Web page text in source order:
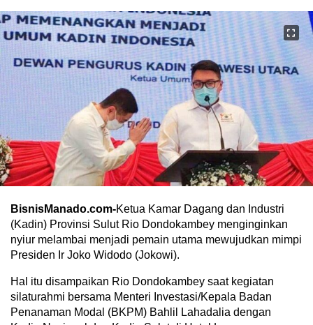
BisnisManado.com-Ketua Kamar Dagang dan Industri
(Kadin) Provinsi Sulut Rio Dondokambey menginginkan
nyiur melambai menjadi pemain utama mewujudkan mimpi
Presiden Ir Joko Widodo (Jokowi).
Hal itu disampaikan Rio Dondokambey saat kegiatan
silaturahmi bersama Menteri Investasi/Kepala Badan
Penanaman Modal (BKPM) Bahlil Lahadalia dengan